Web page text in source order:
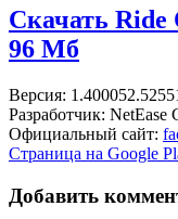
Скачать Ride
96 Мб
Версия:
Разработчик: NetEase
Официальный сайт:
Страница на Google
Добавить